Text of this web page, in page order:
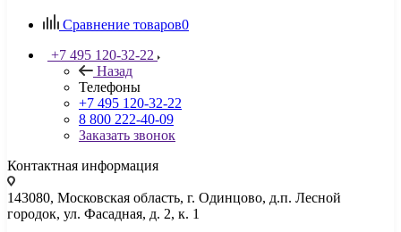
Сравнение товаров0
+7 495 120-32-22
Назад
Телефоны
+7 495 120-32-22
8 800 222-40-09
Заказать звонок
Контактная информация
143080, Mосковская область, г. Одинцово, д.п. Лесной
городок, ул. Фасадная, д. 2, к. 1